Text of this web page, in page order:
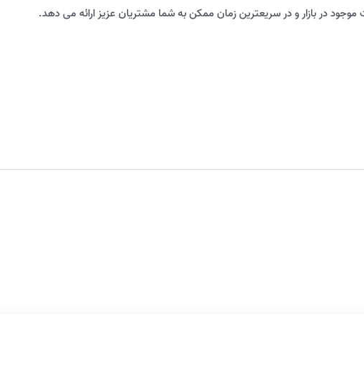
در بازار و در سریعترین زمان ممکن به شما مشتریان عزیز ارائه می دهد.